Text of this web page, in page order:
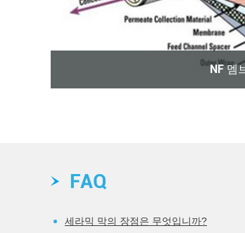
NF 멤
READ_MORE >
FAQ
세라믹 막의 장점은 무엇입니까?